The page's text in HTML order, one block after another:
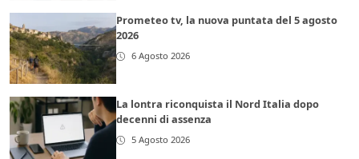
Prometeo tv, la nuova puntata del 5 agosto
2026
6 Agosto 2026
La lontra riconquista il Nord Italia dopo
decenni di assenza
5 Agosto 2026